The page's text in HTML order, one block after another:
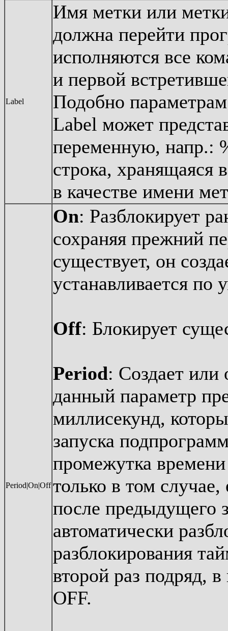
Label
Имя метки или
должна перейти
исполняются все
и первой
Подобно
Label может
переменную, напр.:
строка, хранящаяся
в качестве имени
Period|On|Off
On: Разблокирует
сохраняя прежний
существует, он
устанавливается
Off: Блокирует
Period: Создает или
данный параметр
миллисекунд,
запуска
промежутка
только в том
после предыдущего
автоматически
разблокирования
второй раз подряд,
OFF.